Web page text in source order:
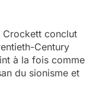
Crockett conclut
Century
à la fois comme
du sionisme et